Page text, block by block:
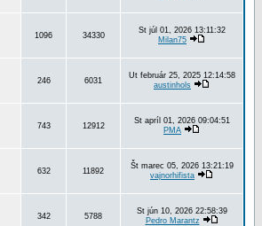
1096 34330
St júl 01, 2026 13:11:32
Milan75
246 6031
Ut február 25, 2025 12:14:58
austinhols
743 12912
St apríl 01, 2026 09:04:51
PMA
632 11892
Št marec 05, 2026 13:21:19
vajnorhifista
342 5788
St jún 10, 2026 22:58:39
Pedro Marantz